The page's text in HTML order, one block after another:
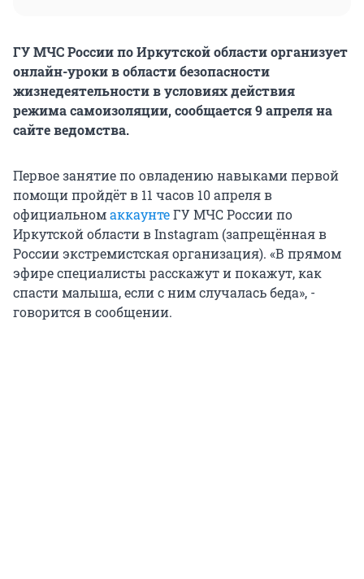
ГУ МЧС России по Иркутской области организует
онлайн-уроки в области безопасности
жизнедеятельности в условиях действия
режима самоизоляции, сообщается 9 апреля на
сайте ведомства.
Первое занятие по овладению навыками первой
помощи пройдёт в 11 часов 10 апреля в
официальномаккаунтеГУ МЧС России по
Иркутской области в Instagram (запрещённая в
России экстремистская организация). «В прямом
эфире специалисты расскажут и покажут, как
спасти малыша, если с ним случалась беда», -
говорится в сообщении.